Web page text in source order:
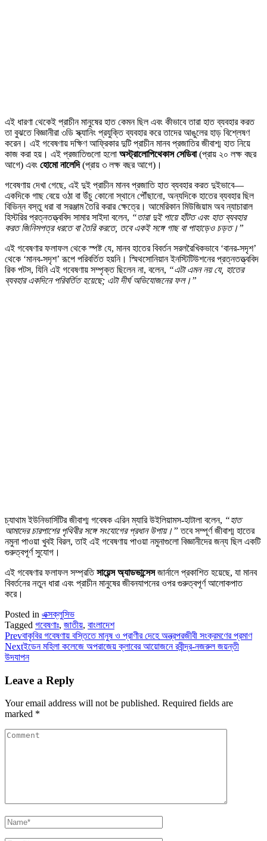
এই ধারণা থেকেই প্রাচীন মানুষের হাত কেমন ছিল এবং কীভাবে তারা হাত ব্যবহার করত
তা বুঝতে বিজ্ঞানীরা ৩ডি স্ক্যানিং প্রযুক্তি ব্যবহার করে তাদের আঙুলের হাড় বিশ্লেষণ
করেন। এই গবেষণায় দক্ষিণ আফ্রিকার দুটি প্রাচীন মানব প্রজাতির জীবাশ্ম হাত নিয়ে
কাজ করা হয়। এই প্রজাতিগুলো হলো অস্ট্রালোপিথেকাস সেডিবা(প্রায় ২০ লক্ষ বছর
আগে) এবং হোমো নালেদি(প্রায় ৩ লক্ষ বছর আগে)।
গবেষণায় দেখা গেছে, এই দুই প্রাচীন মানব প্রজাতি হাত ব্যবহার করত দুইভাবে—
একদিকে গাছ বেয়ে ওঠা বা উঁচু কোনো স্থানে পৌঁছানো, অন্যদিকে হাতের ব্যবহার ছিল
বিভিন্ন বস্তু ধরা বা সরঞ্জাম তৈরি করার ক্ষেত্রে। আমেরিকান মিউজিয়াম অব ন্যাচারাল
হিস্টরির প্রত্নতত্ত্ববিদ সামার সাইদা বলেন, “তারা দুই পায়ে হাঁটত এবং হাত ব্যবহার
করত জিনিসপত্র ধরতে বা তৈরি করতে, তবে একই সঙ্গে গাছ বা পাহাড়েও চড়ত।”
এই গবেষণার ফলাফল থেকে স্পষ্ট যে, মানব হাতের বিবর্তন সরলরৈখিকভাবে ‘বানর-সদৃশ’
থেকে ‘মানব-সদৃশ’ রূপে পরিবর্তিত হয়নি। স্মিথসোনিয়ান ইনস্টিটিউশনের প্রত্নতত্ত্ববিদ
রিক পটস, যিনি এই গবেষণায় সম্পৃক্ত ছিলেন না, বলেন, “এটা এমন নয় যে, হাতের
ব্যবহার একদিনে পরিবর্তিত হয়েছে; এটা দীর্ঘ অভিযোজনের ফল।”
চ্যাথাম ইউনিভার্সিটির জীবাশ্ম গবেষক এরিন ম্যারি উইলিয়ামস-হাটালা বলেন, “হাত
আমাদের চারপাশের পৃথিবীর সঙ্গে সংযোগের প্রধান উপায়।” তবে সম্পূর্ণ জীবাশ্ম হাতের
নমুনা পাওয়া খুবই বিরল, তাই এই গবেষণায় পাওয়া নমুনাগুলো বিজ্ঞানীদের জন্য ছিল একটি
গুরুত্বপূর্ণ সুযোগ।
এই গবেষণার ফলাফল সম্প্রতিসায়েন্স অ্যাডভান্সেসজার্নালে প্রকাশিত হয়েছে, যা মানব
বিবর্তনের নতুন ধারা এবং প্রাচীন মানুষের জীবনযাপনের ওপর গুরুত্বপূর্ণ আলোকপাত
করে।
Posted in এক্সক্লুসিভ
Tagged গবেষণাঃ, জাতীয়, বাংলাদেশ
Prevবাকৃবির গবেষণায় বস্তিতে মানুষ ও প্রাণীর দেহে অন্ত্রপরজীবী সংক্রমণের প্রমাণ
Nextইডেন মহিলা কলেজে অপরাজেয় ক্লাবের আয়োজনে রবীন্দ্র-নজরুল জয়ন্তী
উদযাপন
Leave a Reply
Your email address will not be published. Required fields are
marked *